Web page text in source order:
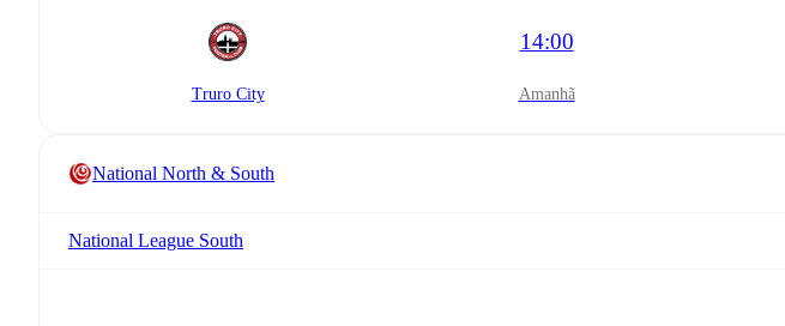
Truro City
14:00
amanhã
National North & South
National League South